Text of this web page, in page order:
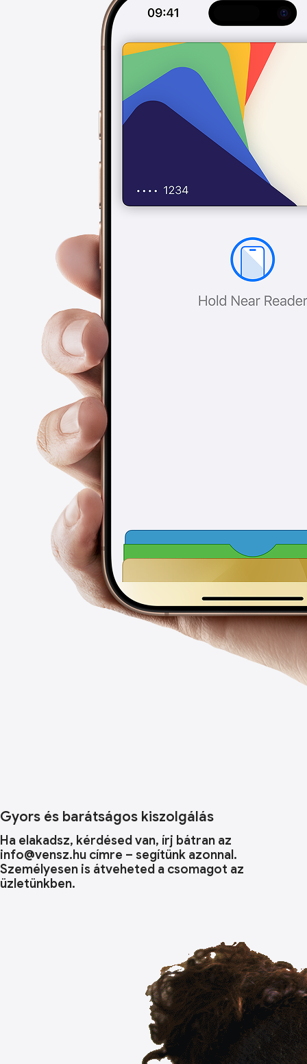
Gyors és barátságos kiszolgálás
Ha elakadsz, kérdésed van, írj bátran az
info@vensz.hu címre – segítünk azonnal.
Személyesen is átveheted a csomagot az
üzletünkben.